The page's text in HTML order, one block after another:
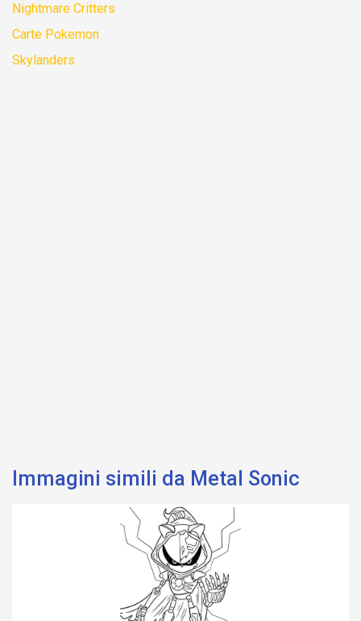
Nightmare Critters
Carte Pokemon
Skylanders
Immagini simili da Metal Sonic